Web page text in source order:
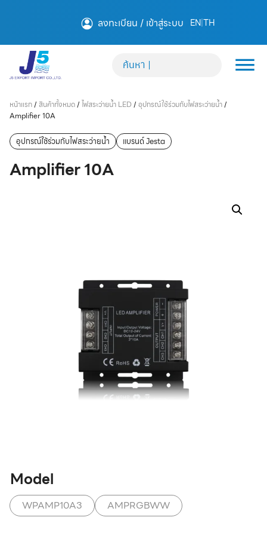
ลงทะเบียน / เข้าสู่ระบบ EN|TH
หน้าแรก/ สินค้าทั้งหมด/ ไฟสระว่ายน้ำ LED/ อุปกรณ์ใช้ร่วมกับไฟสระว่ายน้ำ/
Amplifier 10A
อุปกรณ์ใช้ร่วมกับไฟสระว่ายน้ำ แบรนด์ Jesta
Amplifier 10A
Model
WPAMP10A3 AMPRGBWW